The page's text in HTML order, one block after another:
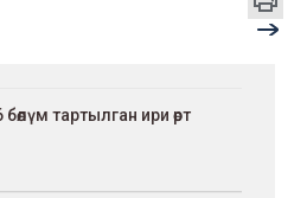
тартылган ири өрт